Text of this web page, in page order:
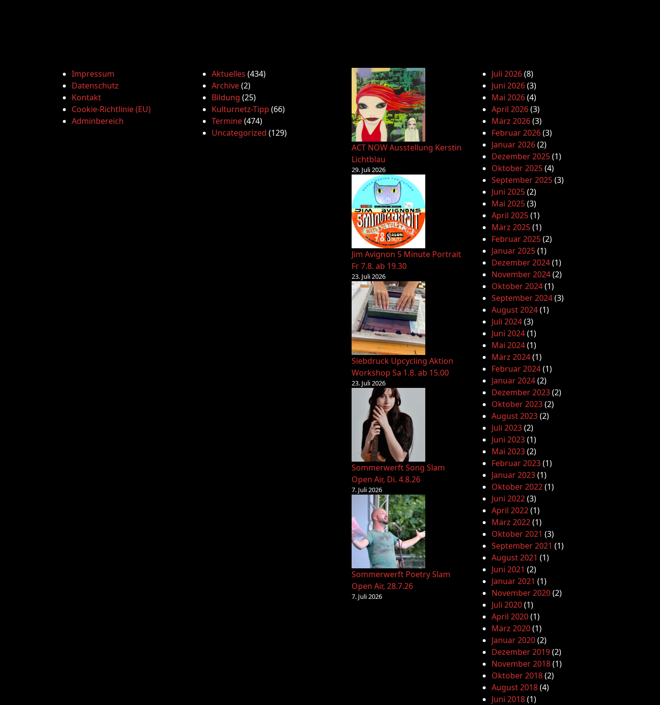
Impressum
Datenschutz
Kontakt
Cookie-Richtlinie (EU)
Adminbereich
Aktuelles (434)
Archive(2)
Bildung (25)
Kulturnetz-Tipp (66)
Termine(474)
Uncategorized (129)
ACT NOW Ausstellung Kerstin
Lichtblau
29. Juli 2026
Jim Avignon 5 Minute Portrait
Fr 7.8. ab 19.30
23. Juli 2026
Siebdruck Upcycling Aktion
Workshop Sa 1.8. ab 15.00
23. Juli 2026
Sommerwerft Song Slam
Open Air, Di. 4.8.26
7. Juli 2026
Sommerwerft Poetry Slam
Open Air, 28.7.26
7. Juli 2026
Juli 2026(8)
Juni 2026(3)
Mai 2026(4)
April 2026(3)
März 2026(3)
Februar 2026(3)
Januar 2026(2)
Dezember 2025(1)
Oktober 2025(4)
September 2025(3)
Juni 2025(2)
Mai 2025(3)
April 2025(1)
März 2025(1)
Februar 2025(2)
Januar 2025(1)
Dezember 2024(1)
November 2024(2)
Oktober 2024(1)
September 2024(3)
August 2024(1)
Juli 2024(3)
Juni 2024(1)
Mai 2024(1)
März 2024(1)
Februar 2024(1)
Januar 2024(2)
Dezember 2023(2)
Oktober 2023(2)
August 2023(2)
Juli 2023(2)
Juni 2023(1)
Mai 2023(2)
Februar 2023(1)
Januar 2023(1)
Oktober 2022(1)
Juni 2022(3)
April 2022(1)
März 2022(1)
Oktober 2021 (3)
September 2021 (1)
August 2021 (1)
Juni 2021 (2)
Januar 2021 (1)
November 2020(2)
Juli 2020(1)
April 2020(1)
März 2020(1)
Januar 2020(2)
Dezember 2019(2)
November 2018(1)
Oktober 2018(2)
August 2018(4)
Juni 2018(1)